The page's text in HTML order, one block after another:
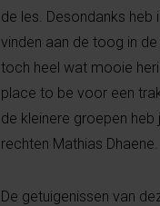
de les. Desondanks
vinden aan de toog in
toch heel wat mooie
place to be voor een
de kleinere groepen
rechten Mathias Dhaene.
De getuigenissen van